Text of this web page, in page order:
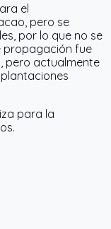
el
pero se
por lo que no se
propagación fue
pero actualmente
para la